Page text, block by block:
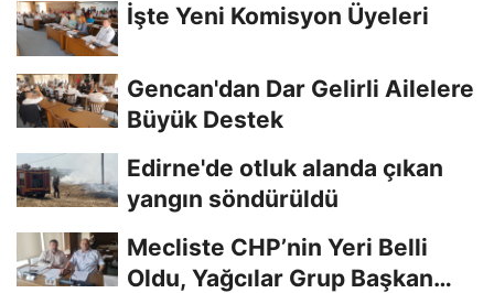
İşte Yeni Komisyon Üyeleri
Gencan'dan Dar Gelirli Ailelere
Büyük Destek
Edirne'de otluk alanda çıkan
yangın söndürüldü
Mecliste CHP’nin Yeri Belli
Oldu, Yağcılar Grup Başkan